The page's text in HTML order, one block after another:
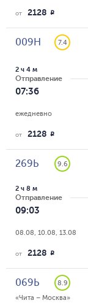
от 2128 R
009Н 7.4
Отправление
07:36
2 ч 4 м
ежедневно
от 2128 R
269Ь 9.6
Отправление
09:03
2 ч 8 м
08.08, 10.08, 13.08
от 2128 R
069Ь
8.9
«Чита – Москва»